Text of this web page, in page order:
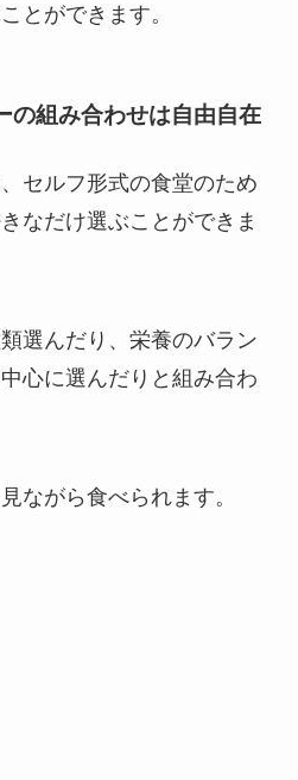
とができます。
の組み合わせは自由自在
セルフ形式の食堂のため
なだけ選ぶことができま
選んだり、栄養のバラン
心に選んだりと組み合わ
ながら食べられます。